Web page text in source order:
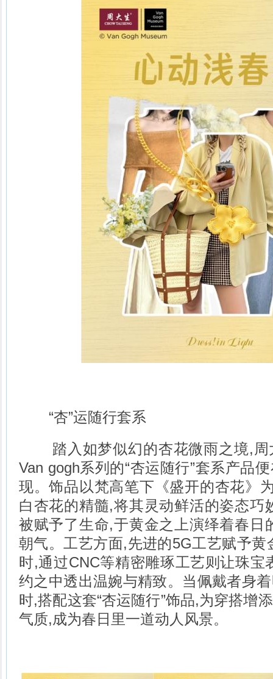
“杏”运随行套系
踏入如梦似幻的杏花微雨之境,周
Van gogh系列的“杏运随行”套系产品
现。饰品以梵高笔下《盛开的杏花》
白杏花的精髓,将其灵动鲜活的姿态巧
被赋予了生命,于黄金之上演绎着春日
朝气。工艺方面,先进的5G工艺赋予
时,通过CNC等精密雕琢工艺则让珠宝
约之中透出温婉与精致。当佩戴者身
时,搭配这套“杏运随行”饰品,为穿搭增
气质,成为春日里一道动人风景。